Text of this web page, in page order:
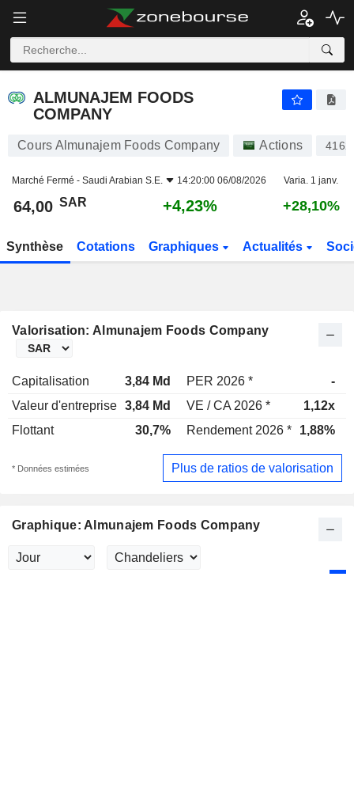
ALMUNAJEM FOODS
COMPANY
Cours Almunajem Foods Company Actions 4162
Marché Fermé - Saudi Arabian S.E. 14:20:00 06/08/2026 Varia. 1 janv.
64,00 SAR +4,23% +28,10%
Synthèse Cotations Graphiques Actualités
Valorisation: Almunajem Foods Company
Capitalisation 3,84 Md PER 2026 * -
Valeur d'entreprise 3,84 Md VE / CA 2026 * 1,12x
Flottant
30,7% Rendement 2026 * 1,88%
* Données estimées Plus de ratios de valorisation
Graphique: Almunajem Foods Company